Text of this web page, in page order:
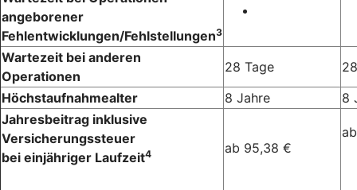
angeborener
Fehlentwicklungen/Fehlstellungen3
Wartezeit bei anderen
Operationen
28 Tage
Höchstaufnahmealter
8 Jahre
8
Jahresbeitrag inklusive
Versicherungssteuer
bei einjähriger Laufzeit4 ab 95,38 €